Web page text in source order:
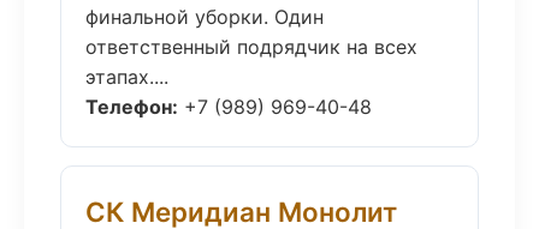
финальной уборки. Один
ответственный подрядчик на всех
этапах....
Телефон: +7 (989) 969-40-48
СК Меридиан Монолит